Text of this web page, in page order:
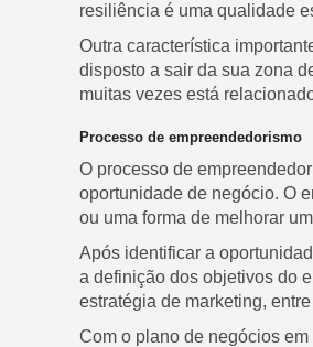
resiliência é uma qualidade
Outra característica
disposto a sair da sua zona
muitas vezes está
Processo de empreendedorismo
O processo de
oportunidade de negócio. O
ou uma forma de melhorar
Após identificar a
a definição dos objetivos do
estratégia de marketing,
Com o plano de negócios